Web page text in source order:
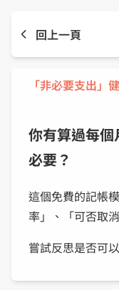
回上一頁
「非必要支出」
你有算過每
必要？
這個免費的記帳
率」、「可否取
嘗試反思是否可